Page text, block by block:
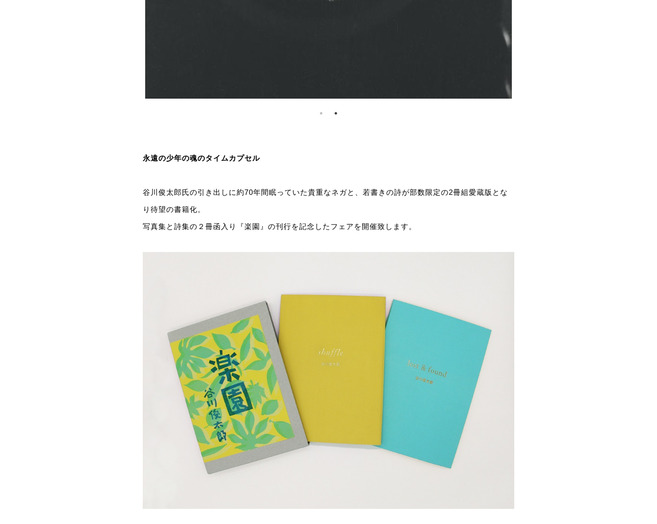
永遠の少年の魂のタイムカプセル
谷川俊太郎氏の引き出しに約70年間眠っていた貴重なネガと、若書きの詩が部数限定の2冊組愛蔵版とな
り待望の書籍化。
写真集と詩集の２冊函入り『楽園』の刊行を記念したフェアを開催致します。